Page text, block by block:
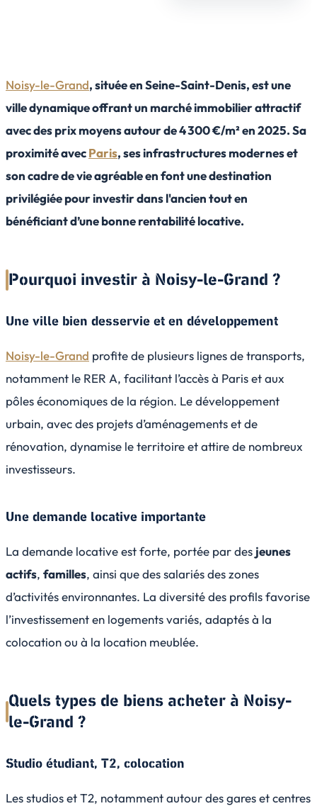
Noisy-le-Grand, située en Seine-Saint-Denis, est une
ville dynamique offrant un marché immobilier attractif
avec des prix moyens autour de 4 300 €/m² en 2025. Sa
proximité avecParis, ses infrastructures modernes et
son cadre de vie agréable en font une destination
privilégiée pour investir dans l'ancien tout en
bénéficiant d’une bonne rentabilité locative.
Pourquoi investir à Noisy-le-Grand ?
Une ville bien desservie et en développement
Noisy-le-Grand profite de plusieurs lignes de transports,
notamment le RER A, facilitant l’accès à Paris et aux
pôles économiques de la région. Le développement
urbain, avec des projets d’aménagements et de
rénovation, dynamise le territoire et attire de nombreux
investisseurs.
Une demande locative importante
La demande locative est forte, portée par des jeunes
actifs, familles, ainsi que des salariés des zones
d’activités environnantes. La diversité des profils favorise
l’investissement en logements variés, adaptés à la
colocation ou à la location meublée.
Quels types de biens acheter à Noisy-
le-Grand ?
Studio étudiant, T2, colocation
Les studios et T2, notamment autour des gares et centres